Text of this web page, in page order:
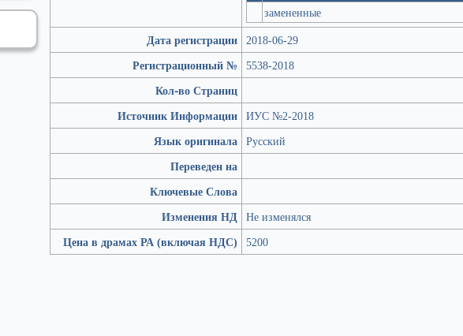
замененные
Дата регистрации 2018-06-29
Регистрационный №
5538-2018
Кол-во Страниц
Источник Информации ИУС №2-2018
Язык оригинала Русский
Переведен на
Ключевые Слова
Изменения НД Не изменялся
Цена в драмах РА (включая НДС)
5200